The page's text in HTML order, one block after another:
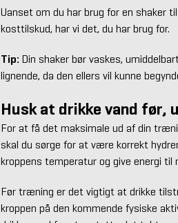
Uanset om du har brug for en shaker
kosttilskud, har vi det, du har brug for.
Tip: Din shaker bør vaskes,
lignende, da den ellers vil kunne
Husk at drikke vand
For at få det maksimale ud af din
skal du sørge for at være korrekt
kroppens temperatur og give energi til
Før træning er det vigtigt at drikke
kroppen på den kommende fysiske